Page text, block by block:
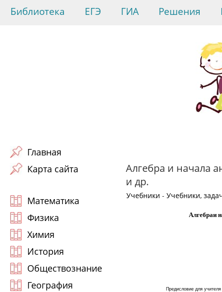
Библиотека ЕГЭ ГИА Решения
Главная
Карта сайта
Математика
Физика
Химия
История
Обществознание
География
Алгебра и начала
и др.
Учебники - Учебники,
Алгебраи
Предисловие для